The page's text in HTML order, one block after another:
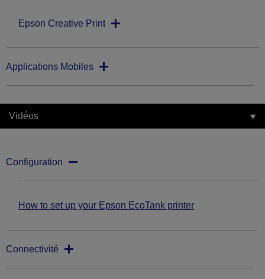
Epson Creative Print
Applications Mobiles
Vidéos
Configuration
How to set up your Epson EcoTank printer
Connectivité